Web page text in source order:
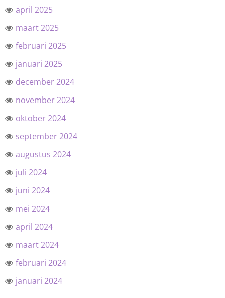
april 2025
maart 2025
februari 2025
januari 2025
december 2024
november 2024
oktober 2024
september 2024
augustus 2024
juli 2024
juni 2024
mei 2024
april 2024
maart 2024
februari 2024
januari 2024